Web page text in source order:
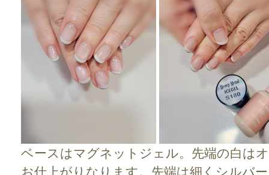
ベースはマグネットジェル。先端の白は
お仕上がりなります。先端は細くシルバ